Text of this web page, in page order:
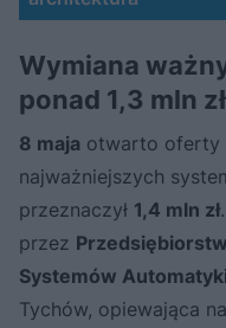
Wymiana
ponad 1,3 mln zł
8 maja otwarto oferty
najważniejszych
przeznaczył 1,4 mln zł
przez
Systemów
Tychów, opiewająca